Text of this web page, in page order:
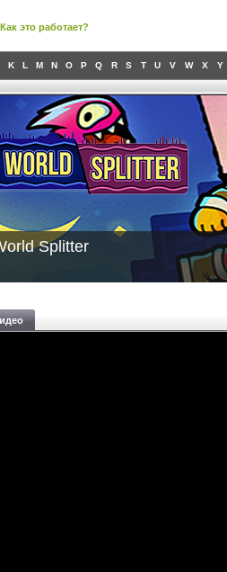
Как это работает?
K L M N O P Q R S T U V W X Y
Splitter